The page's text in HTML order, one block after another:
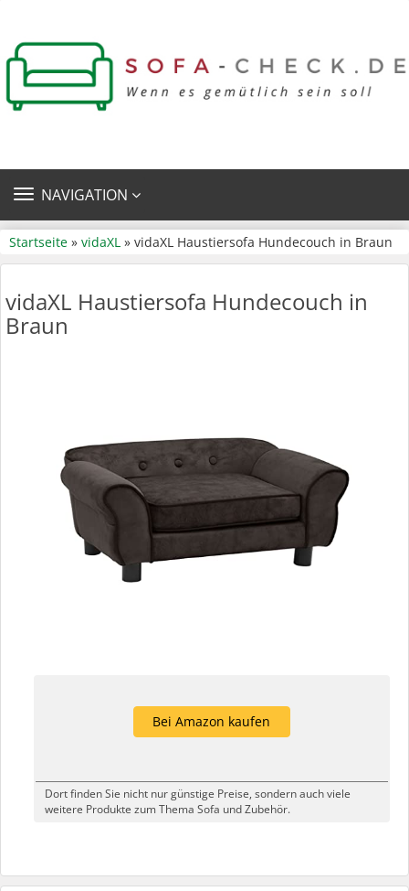
TOGGLE
NAVIGATION
Startseite » vidaXL » vidaXL Haustiersofa Hundecouch in Braun
vidaXL Haustiersofa Hundecouch in
Braun
Bei Amazon kaufen
Dort finden Sie nicht nur günstige Preise, sondern auch viele
weitere Produkte zum Thema Sofa und Zubehör.